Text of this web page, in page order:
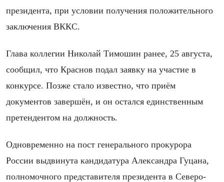
президента, при условии получения положительного
заключения ВККС.
Глава коллегии Николай Тимошин ранее, 25 августа,
сообщил, что Краснов подал заявку на участие в
конкурсе. Позже стало известно, что приём
документов завершён, и он остался единственным
претендентом на должность.
Одновременно на пост генерального прокурора
России выдвинута кандидатура Александра Гуцана,
полномочного представителя президента в Северо-